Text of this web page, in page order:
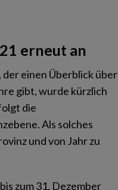
erneut an
der einen Überblick über
gibt, wurde kürzlich
die
Als solches
und von Jahr zu
zum 31. Dezember